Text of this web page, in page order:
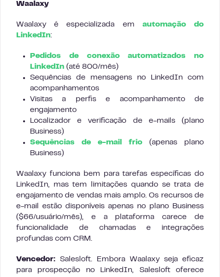
Waalaxy
Waalaxy é especializada em automação do
LinkedIn:
Pedidos de conexão automatizados no
LinkedIn (até 800/mês)
Sequências de mensagens no LinkedIn com
acompanhamentos
Visitas a perfis e acompanhamento de
engajamento
Localizador e verificação de e-mails (plano
Business)
Sequências de e-mail frio (apenas plano
Business)
Waalaxy funciona bem para tarefas específicas do
LinkedIn, mas tem limitações quando se trata de
engajamento de vendas mais amplo. Os recursos de
e-mail estão disponíveis apenas no plano Business
($66/usuário/mês), e a plataforma carece de
funcionalidade de chamadas e integrações
profundas com CRM.
Vencedor: Salesloft. Embora Waalaxy seja eficaz
para prospecção no LinkedIn, Salesloft oferece